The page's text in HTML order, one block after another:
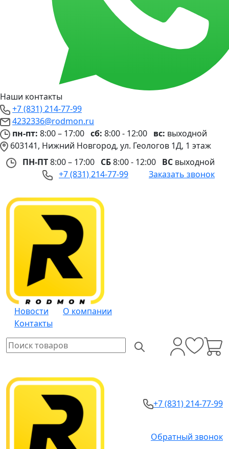
Наши контакты
+7 (831) 214-77-99
4232336@rodmon.ru
пн-пт: 8:00 – 17:00 сб: 8:00 - 12:00 вс: выходной
603141, Нижний Новгород, ул. Геологов 1Д, 1 этаж
ПН-ПТ8:00 – 17:00 СБ8:00 - 12:00 ВС выходной
+7 (831) 214-77-99
Заказать звонок
Новости
О компании
Контакты
+7 (831) 214-77-99
Обратный звонок